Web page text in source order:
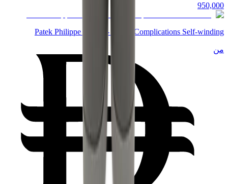
950,000
Patek Philippe 6102R - Grand Complications Self-winding
من